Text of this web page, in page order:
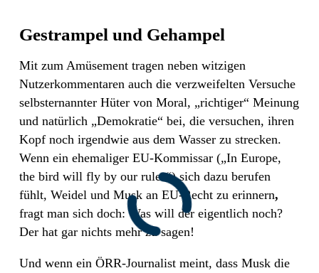
Gestrampel und Gehampel
Mit zum Amüsement tragen neben witzigen
Nutzerkommentaren auch die verzweifelten Versuche
selbsternannter Hüter von Moral, „richtiger“ Meinung
und natürlich „Demokratie“ bei, die versuchen, ihren
Kopf noch irgendwie aus dem Wasser zu strecken.
Wenn ein ehemaliger EU-Kommissar („In Europe,
the bird will fly by our rules“) sich dazu berufen
fühlt, Weidel und Musk an EU-Recht zu erinnern,
fragt man sich doch: Was will der eigentlich noch?
Der hat gar nichts mehr zu sagen!
Und wenn ein ÖRR-Journalist meint, dass Musk die